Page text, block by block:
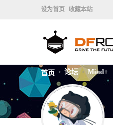
设为首页 收藏本站
首页 > 论坛 > Mind+